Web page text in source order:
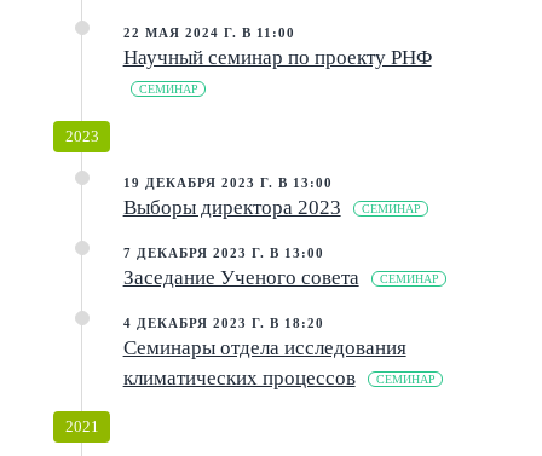
22 МАЯ 2024 Г. В 11:00
Научный семинар по проекту РНФ
СЕМИНАР
2023
19 ДЕКАБРЯ 2023 Г. В 13:00
Выборы директора 2023 СЕМИНАР
7 ДЕКАБРЯ 2023 Г. В 13:00
Заседание Ученого совета СЕМИНАР
4 ДЕКАБРЯ 2023 Г. В 18:20
Семинары отдела исследования
климатических процессов
СЕМИНАР
2021